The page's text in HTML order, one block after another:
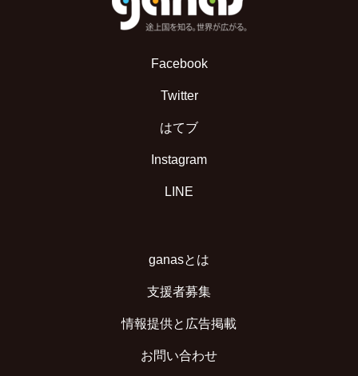
Facebook
Twitter
はてブ
Instagram
LINE
ganasとは
支援者募集
情報提供と広告掲載
お問い合わせ